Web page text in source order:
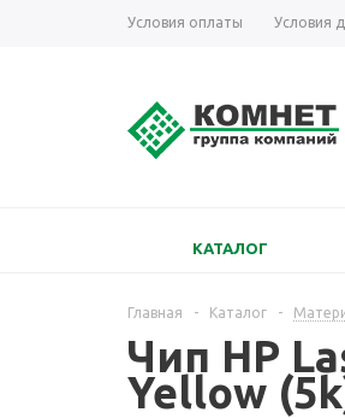
Условия оплаты Условия
КАТАЛОГ
Главная - Каталог -
Чип HP
Yellow